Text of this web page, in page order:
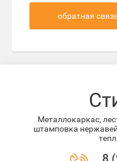
обратная
Металлокаркас,
штамповка